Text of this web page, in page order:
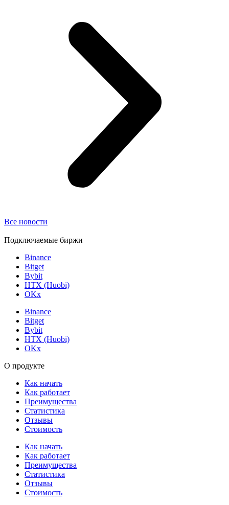
Все новости
Подключаемые биржи
Binance
Bitget
Bybit
HTX (Huobi)
OKx
Binance
Bitget
Bybit
HTX (Huobi)
OKx
О продукте
Как начать
Как работает
Преимущества
Статистика
Отзывы
Стоимость
Как начать
Как работает
Преимущества
Статистика
Отзывы
Стоимость